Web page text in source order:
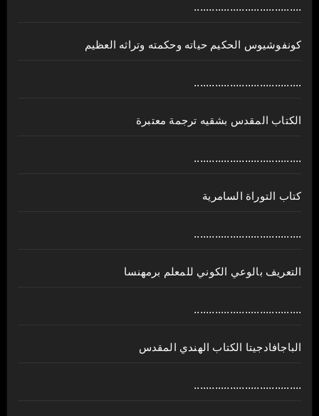
....................................
كونفوشيوس الحكيم حياته وحكمته وتراثه العظيم
....................................
الكتاب المقدس بشقيه ترجمة معتبرة
....................................
كتاب التوراة السامرية
....................................
ﺍﻟﺘﻌﺮﻳﻒ ﺑﺎﻟﻮﻋﻲ ﺍﻟﻜﻮﻧﻲ للمعلم برمهنسا
....................................
الباجافادجيتا الكتاب الهندي المقدس
....................................